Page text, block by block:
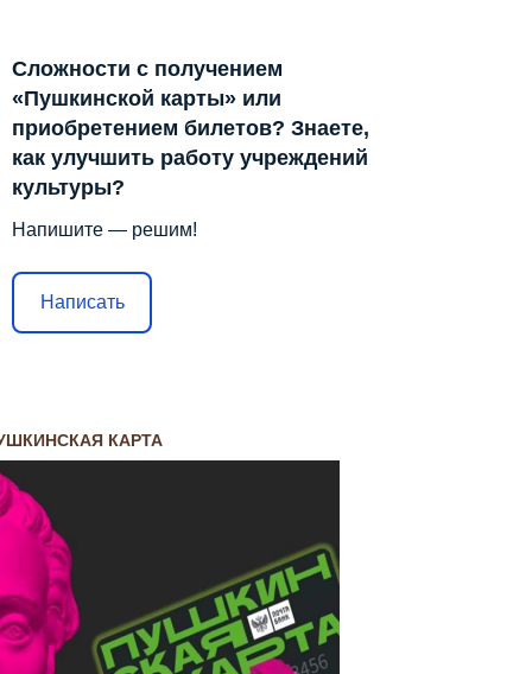
Сложности с получением
«Пушкинской карты» или
приобретением билетов? Знаете,
как улучшить работу учреждений
культуры?
Напишите — решим!
Написать
КАРТА